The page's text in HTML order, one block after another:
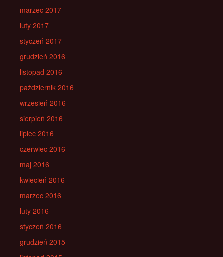
marzec 2017
luty 2017
styczeń 2017
grudzień 2016
listopad 2016
październik 2016
wrzesień 2016
sierpień 2016
lipiec 2016
czerwiec 2016
maj 2016
kwiecień 2016
marzec 2016
luty 2016
styczeń 2016
grudzień 2015